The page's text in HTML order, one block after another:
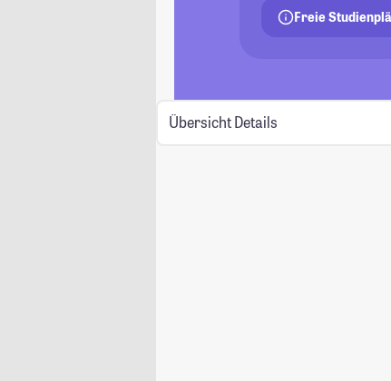
Freie
Übersicht Details